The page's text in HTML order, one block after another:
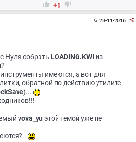
 +1 
28-11-2016 
Нуля собрать LOADING.KWI из
имеются, а вот для
обратной по действию утилите
)...
vova_yu этой темой уже не